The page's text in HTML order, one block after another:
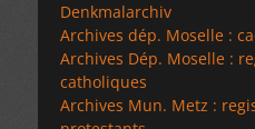
Denkmalarchiv
Archives dép. Moselle :
Archives Dép. Moselle :
catholiques
Archives Mun. Metz :